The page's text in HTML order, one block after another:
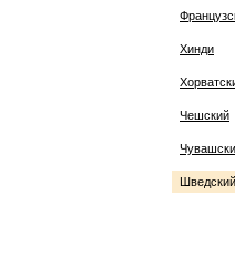
Хинди
Чешский
Шведский